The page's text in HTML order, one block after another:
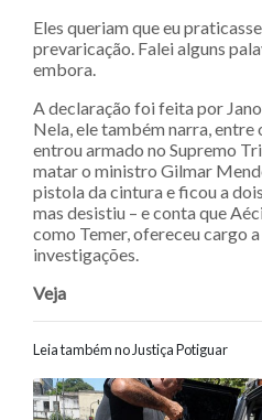
Eles queriam que eu
prevaricação. Falei alguns
embora.
A declaração foi feita por
Nela, ele também narra, entre
entrou armado no Supremo
matar o ministro Gilmar
pistola da cintura e ficou a
mas desistiu – e conta que
como Temer, ofereceu cargo
investigações.
Veja
Leia também no Justiça Potiguar
Navegação